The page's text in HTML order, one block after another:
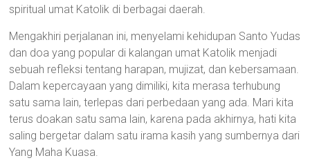
spiritual umat Katolik di berbagai daerah.
Mengakhiri perjalanan ini, menyelami kehidupan Santo Yudas
dan doa yang popular di kalangan umat Katolik menjadi
sebuah refleksi tentang harapan, mujizat, dan kebersamaan.
Dalam kepercayaan yang dimiliki, kita merasa terhubung
satu sama lain, terlepas dari perbedaan yang ada. Mari kita
terus doakan satu sama lain, karena pada akhirnya, hati kita
saling bergetar dalam satu irama kasih yang sumbernya dari
Yang Maha Kuasa.